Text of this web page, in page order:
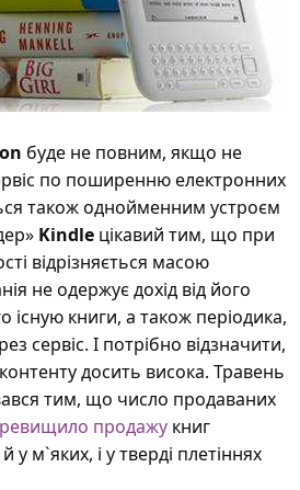
буде не повним, якщо не
по поширенню електронних
також однойменним устроєм
Kindle цікавий тим, що при
відрізняється масою
не одержує дохід від його
існую книги, а також періодика,
сервіс. І потрібно відзначити,
досить висока. Травень
тим, що число продаваних
продажу книг
м`яких, і у тверді плетіннях